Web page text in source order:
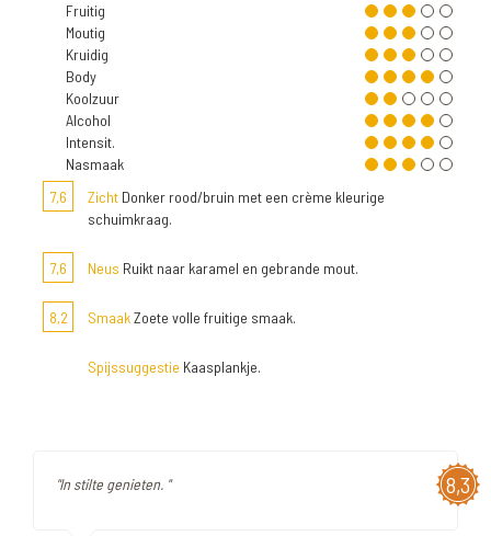
Fruitig
Moutig
Kruidig
Body
Koolzuur
Alcohol
Intensit.
Nasmaak
7,6
Zicht Donker rood/bruin met een crème kleurige
schuimkraag.
7,6 Neus Ruikt naar karamel en gebrande mout.
8,2 SmaakZoete volle fruitige smaak.
Spijssuggestie Kaasplankje.
8,3
"In stilte genieten. "